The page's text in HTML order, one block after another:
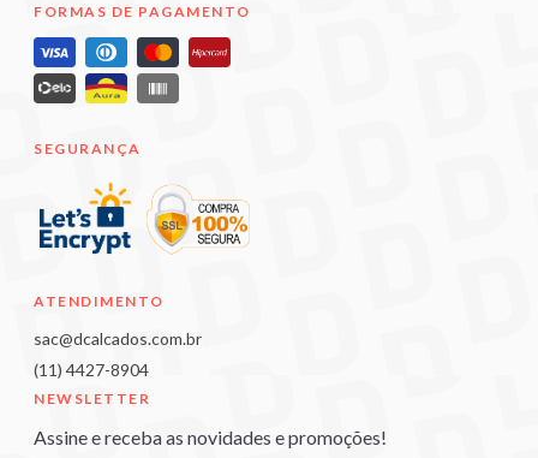
FORMAS DE PAGAMENTO
SEGURANÇA
ATENDIMENTO
sac@dcalcados.com.br
(11) 4427-8904
NEWSLETTER
Assine e receba as novidades e promoções!